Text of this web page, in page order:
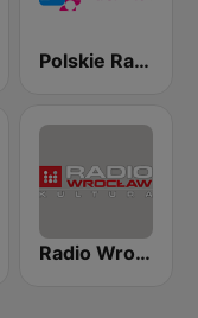
Polskie Radio dzieciom
Radio Wroclaw Kultura